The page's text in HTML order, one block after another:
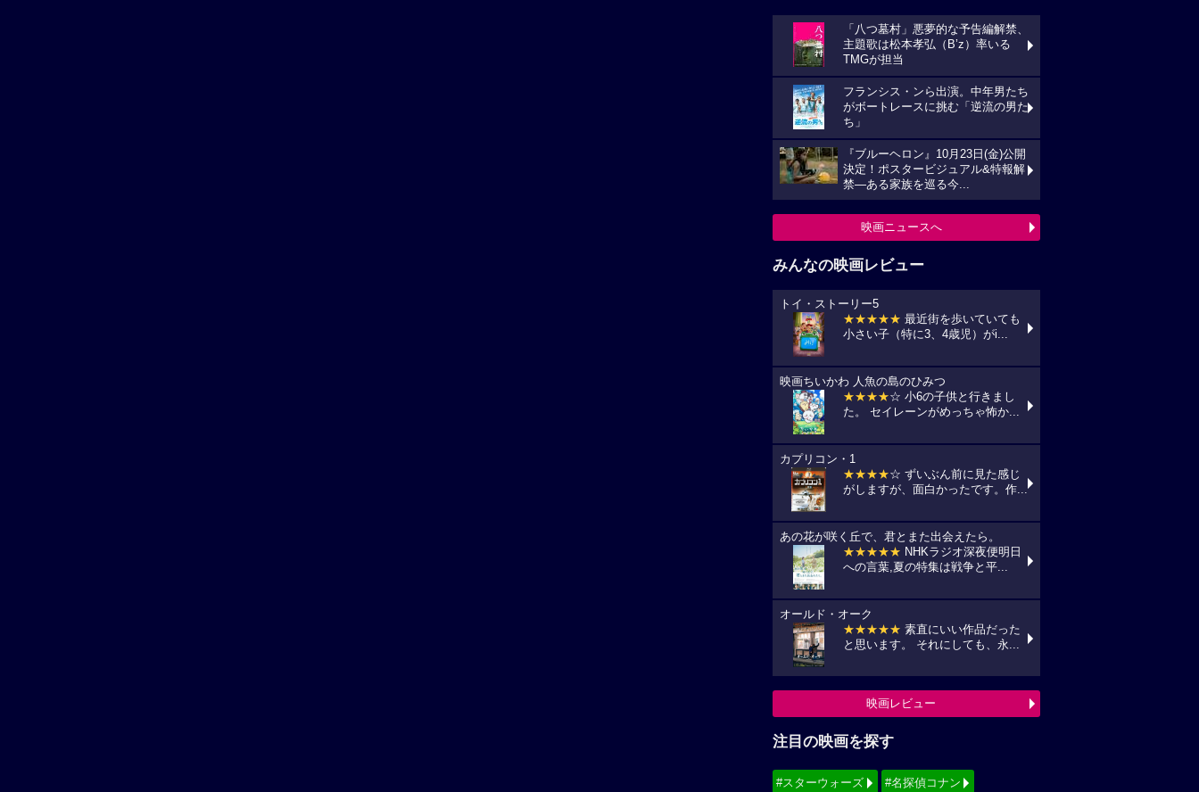
「八つ墓村」悪夢的な予告編解禁、
主題歌は松本孝弘（B’z）率いる
TMGが担当
フランシス・ンら出演。中年男たち
がボートレースに挑む「逆流の男た
ち」
『ブルーヘロン』10月23日(金)公開
決定！ポスタービジュアル&特報解
禁―ある家族を巡る今...
映画ニュースへ
みんなの映画レビュー
トイ・ストーリー5
★★★★★ 最近街を歩いていても
小さい子（特に3、4歳児）がi...
映画ちいかわ 人魚の島のひみつ
★★★★☆ 小6の子供と行きまし
た。 セイレーンがめっちゃ怖か...
カプリコン・1
★★★★☆ ずいぶん前に見た感じ
がしますが、面白かったです。作...
あの花が咲く丘で、君とまた出会えたら。
★★★★★ NHKラジオ深夜便明日
への言葉,夏の特集は戦争と平...
オールド・オーク
★★★★★ 素直にいい作品だった
と思います。 それにしても、永...
映画レビュー
注目の映画を探す
#スターウォーズ #名探偵コナン